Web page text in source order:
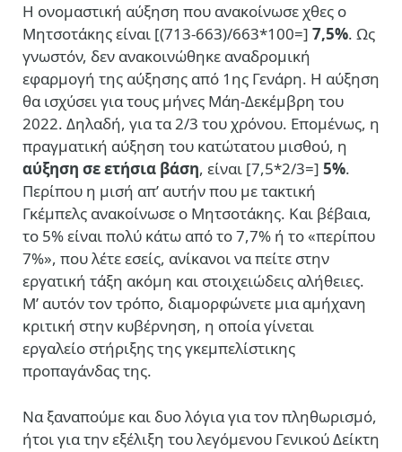
Η ονομαστική αύξηση που ανακοίνωσε χθες ο
Μητσοτάκης είναι [(713-663)/663*100=] 7,5%. Ως
γνωστόν, δεν ανακοινώθηκε αναδρομική
εφαρμογή της αύξησης από 1ης Γενάρη. Η αύξηση
θα ισχύσει για τους μήνες Μάη-Δεκέμβρη του
2022. Δηλαδή, για τα 2/3 του χρόνου. Επομένως, η
πραγματική αύξηση του κατώτατου μισθού, η
αύξηση σε ετήσια βάση, είναι [7,5*2/3=] 5%.
Περίπου η μισή απ’ αυτήν που με τακτική
Γκέμπελς ανακοίνωσε ο Μητσοτάκης. Και βέβαια,
το 5% είναι πολύ κάτω από το 7,7% ή το «περίπου
7%», που λέτε εσείς, ανίκανοι να πείτε στην
εργατική τάξη ακόμη και στοιχειώδεις αλήθειες.
Μ’ αυτόν τον τρόπο, διαμορφώνετε μια αμήχανη
κριτική στην κυβέρνηση, η οποία γίνεται
εργαλείο στήριξης της γκεμπελίστικης
προπαγάνδας της.
Να ξαναπούμε και δυο λόγια για τον πληθωρισμό,
ήτοι για την εξέλιξη του λεγόμενου Γενικού Δείκτη